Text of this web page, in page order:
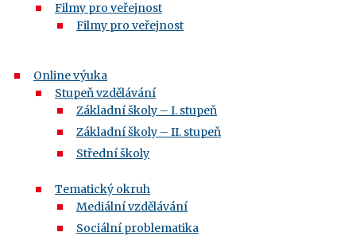
Filmy pro veřejnost
Filmy pro veřejnost
Online výuka
Stupeň vzdělávání
Základní školy – I. stupeň
Základní školy – II. stupeň
Střední školy
Tematický okruh
Mediální vzdělávání
Sociální problematika